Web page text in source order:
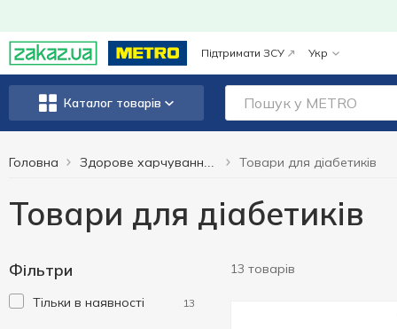
Підтримати ЗСУ Укр
Каталог товарів
Головна Товари для діабетиків
Товари для діабетиків
Фільтри
Тільки в наявності 13
13 товарів